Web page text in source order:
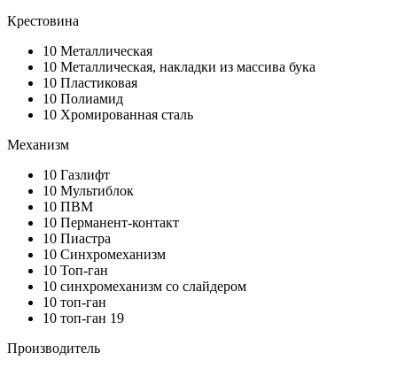
Крестовина
10 Металлическая
10 Металлическая, накладки из массива бука
10 Пластиковая
10 Полиамид
10 Хромированная сталь
Механизм
10 Газлифт
10 Мультиблок
10 ПВМ
10 Перманент-контакт
10 Пиастра
10 Синхромеханизм
10 Топ-ган
10 синхромеханизм со слайдером
10 топ-ган
10 топ-ган 19
Производитель